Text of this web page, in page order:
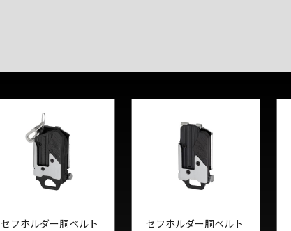
セフホルダー胴ベルト
セフホルダー胴ベルト